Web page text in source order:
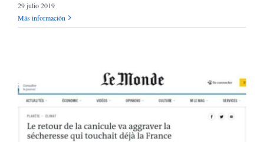
29 julio 2019
Más información